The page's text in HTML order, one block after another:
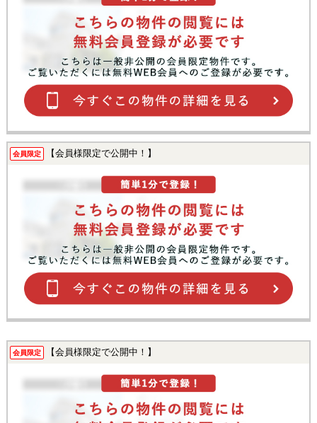
会員限定 【会員様限定で公開中！】
会員限定 【会員様限定で公開中！】